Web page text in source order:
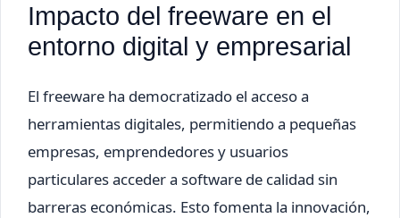
Impacto del freeware en el
entorno digital y empresarial
El freeware ha democratizado el acceso a
herramientas digitales, permitiendo a pequeñas
empresas, emprendedores y usuarios
particulares acceder a software de calidad sin
barreras económicas. Esto fomenta la innovación,